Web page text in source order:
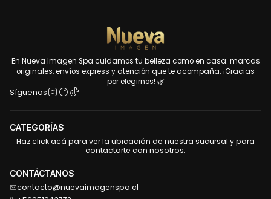
En Nueva Imagen Spa cuidamos tu belleza como en casa: marcas
originales, envíos express y atención que te acompaña. ¡Gracias
por elegirnos! 🌿
Síguenos
CATEGORÍAS
Haz click acá para ver la ubicación de nuestra sucursal y para
contactarte con nosotros.
CONTÁCTANOS
contacto@nuevaimagenspa.cl